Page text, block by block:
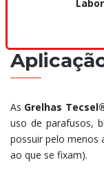
As Grelhas
uso de parafusos,
possuir pelo menos
ao que se fixam).